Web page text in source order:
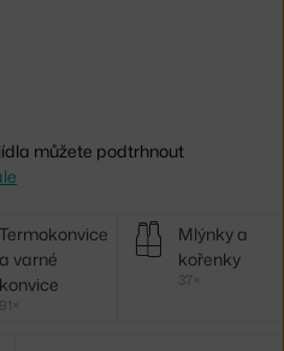
můžete podtrhnout
Termokonvice
a varné
konvice
91×
Mlýnky a
kořenky
37×